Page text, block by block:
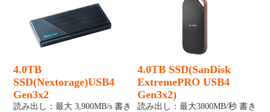
4.0TB
SSD(Nextorage)USB4
Gen3x2
読み出し：最大 3,900MB/s 書き
4.0TB SSD(SanDisk
ExtremePRO USB4
Gen3x2)
読み出し：最大3800MB/秒 書き